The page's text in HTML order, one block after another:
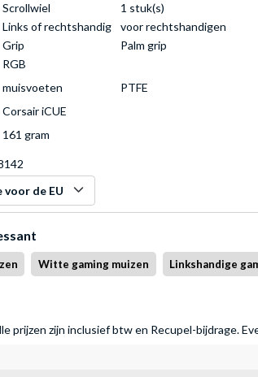
Scrollwiel
1 stuk(s)
Links of rechtshandig
voor rechtshandigen
Grip
Palm grip
RGB
muisvoeten
PTFE
Corsair iCUE
161 gram
de EU
Witte gaming muizen Linkshandige
prijzen zijn inclusief btw en Recupel-bijdrage.